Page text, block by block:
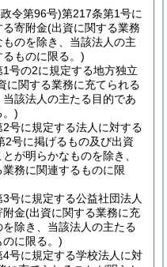
令第96号)第217条第1号に
寄附金(出資に関する業務
のを除き、当該法人の主
ものに限る。)
号の2に規定する地方独立
に関する業務に充てられる
該法人の主たる目的であ
。)
号に規定する法人に対する
2号に掲げるもの及び出資
が明らかなものを除き、
務に関連するものに限
号に規定する公益社団法人
附金(出資に関する業務に充
除き、当該法人の主たる
のに限る。)
号に規定する学校法人に対